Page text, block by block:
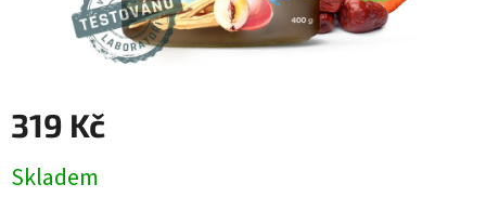
319 Kč
cena:
Skladem